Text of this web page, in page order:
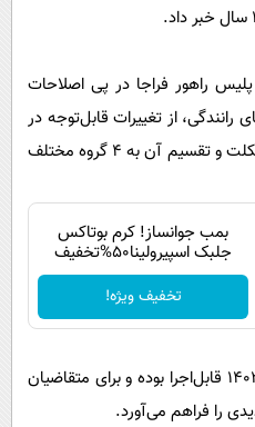
خارجی
راهور فراجا در پی اصلاحات
رانندگی، از تغییرات قابل‌توجه در
فرآیند دریافت گواهینامه موتورسیکلت و تقسیم آن به ۴ گروه مختلف
بمب جوانساز! کرم بوتاکس
جلبک اسپیرولینا50%تخفیف
تخفیف ویژه!
وی گفت: این تغییرات از دی‌ماه ۱۴۰۳ قابل‌اجرا بوده و برای متقاضیان
را فراهم می‌آورد.